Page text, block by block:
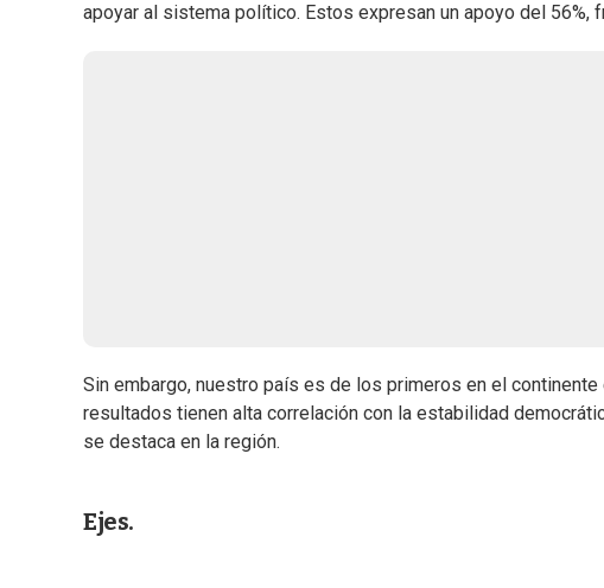
apoyar al sistema político. Estos expresan un apoyo del 56%,
Sin embargo, nuestro país es de los primeros en el
resultados tienen alta correlación con la estabilidad
se destaca en la región.
Ejes.